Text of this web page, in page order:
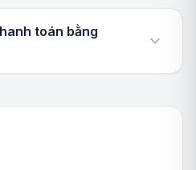
toán bằng